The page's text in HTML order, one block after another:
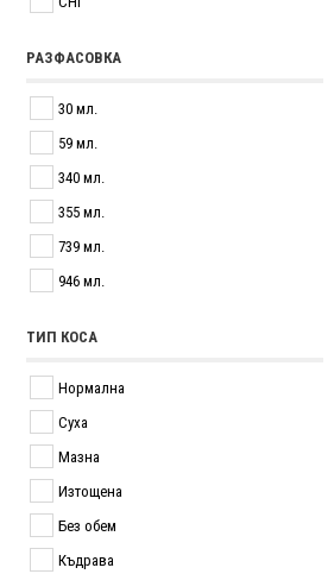
CHI CARE
РАЗФАСОВКА
30 мл.
59 мл.
340 мл.
355 мл.
739 мл.
946 мл.
ТИП КОСА
Нормална
Суха
Мазна
Изтощена
Без обем
Къдрава